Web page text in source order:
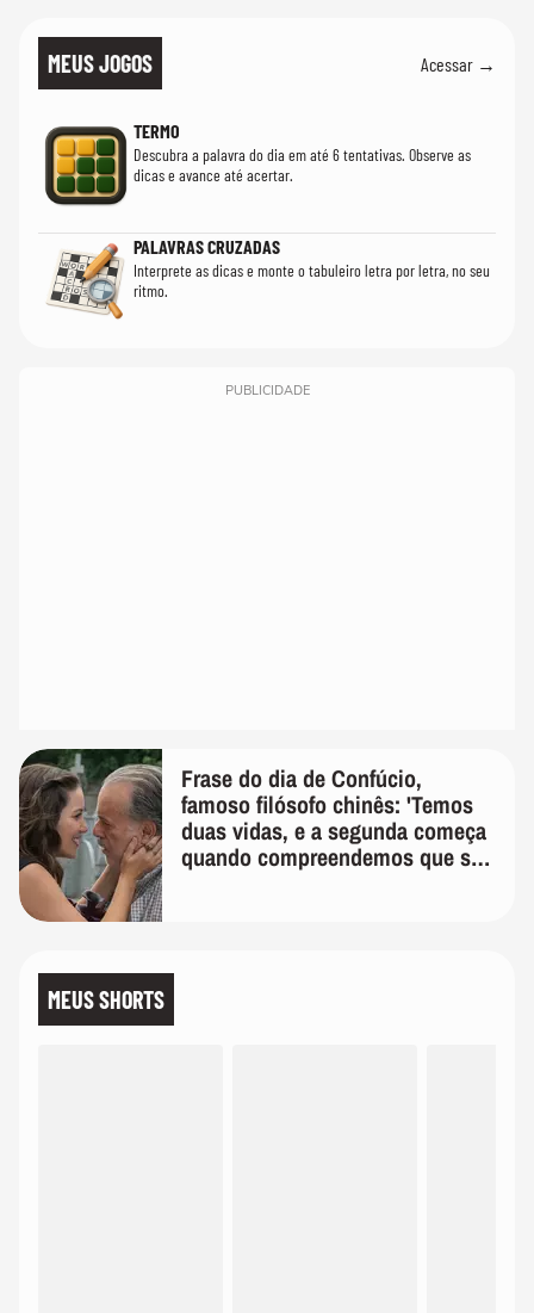
MEUS JOGOS Acessar →
TERMO
Descubra a palavra do dia em até 6 tentativas. Observe as
dicas e avance até acertar.
PALAVRAS CRUZADAS
Interprete as dicas e monte o tabuleiro letra por letra, no seu
ritmo.
PUBLICIDADE
Frase do dia de Confúcio,
famoso filósofo chinês: 'Temos
duas vidas, e a segunda começa
quando compreendemos que só
MEUS SHORTS